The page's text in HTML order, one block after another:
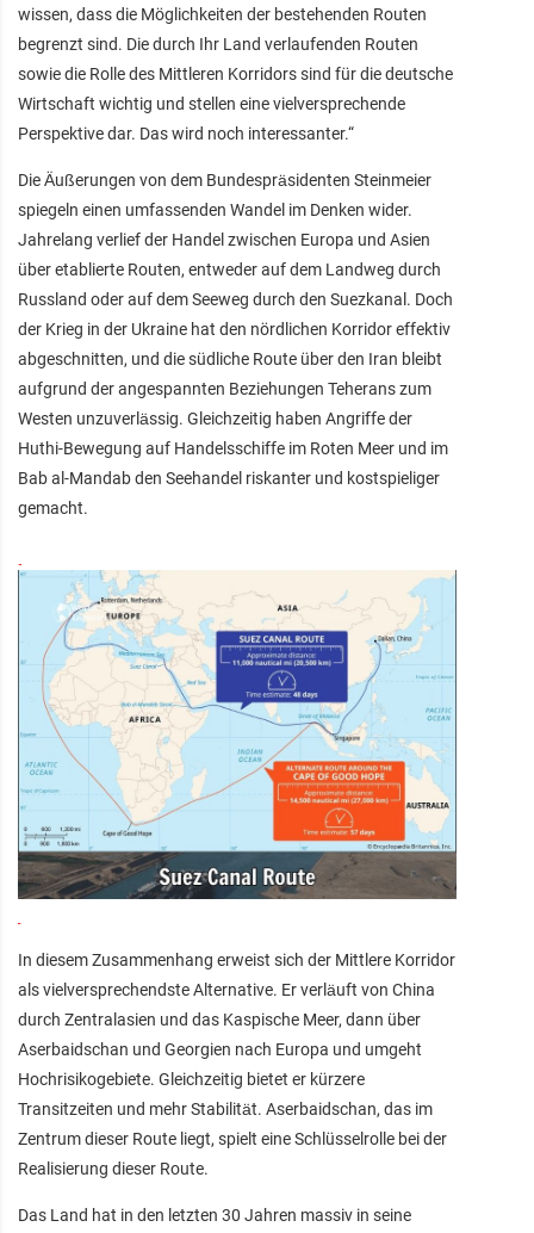
wissen, dass die Möglichkeiten der bestehenden Routen
begrenzt sind. Die durch Ihr Land verlaufenden Routen
sowie die Rolle des Mittleren Korridors sind für die deutsche
Wirtschaft wichtig und stellen eine vielversprechende
Perspektive dar. Das wird noch interessanter.“
Die Äußerungen von dem Bundespräsidenten Steinmeier
spiegeln einen umfassenden Wandel im Denken wider.
Jahrelang verlief der Handel zwischen Europa und Asien
über etablierte Routen, entweder auf dem Landweg durch
Russland oder auf dem Seeweg durch den Suezkanal. Doch
der Krieg in der Ukraine hat den nördlichen Korridor effektiv
abgeschnitten, und die südliche Route über den Iran bleibt
aufgrund der angespannten Beziehungen Teherans zum
Westen unzuverlässig. Gleichzeitig haben Angriffe der
Huthi-Bewegung auf Handelsschiffe im Roten Meer und im
Bab al-Mandab den Seehandel riskanter und kostspieliger
gemacht.
In diesem Zusammenhang erweist sich der Mittlere Korridor
als vielversprechendste Alternative. Er verläuft von China
durch Zentralasien und das Kaspische Meer, dann über
Aserbaidschan und Georgien nach Europa und umgeht
Hochrisikogebiete. Gleichzeitig bietet er kürzere
Transitzeiten und mehr Stabilität. Aserbaidschan, das im
Zentrum dieser Route liegt, spielt eine Schlüsselrolle bei der
Realisierung dieser Route.
Das Land hat in den letzten 30 Jahren massiv in seine